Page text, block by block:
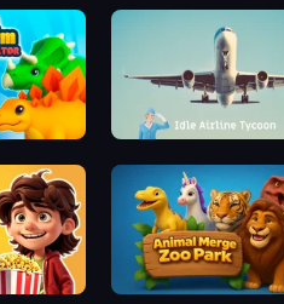
Idle Dino Farm Tycoon Simulator 3D Idle Airline Tycoon
Animal Merge Zoo Park